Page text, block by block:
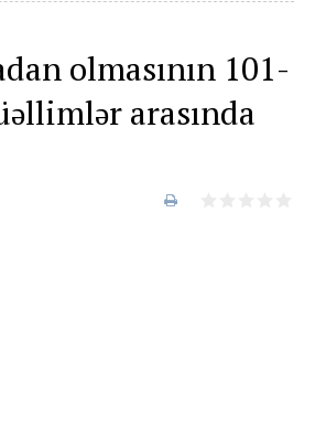
olmasının 101-
arasında